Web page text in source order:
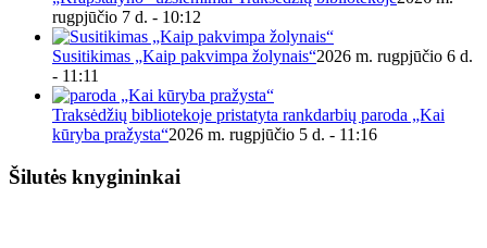
rugpjūčio 7 d. - 10:12
Susitikimas „Kaip pakvimpa žolynais“2026 m. rugpjūčio 6 d.
- 11:11
Traksėdžių bibliotekoje pristatyta rankdarbių paroda „Kai
kūryba pražysta“2026 m. rugpjūčio 5 d. - 11:16
Šilutės knygininkai